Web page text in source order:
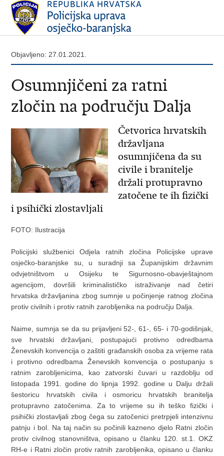
Objavljeno: 27.01.2021.
Osumnjičeni za ratni
zločin na području Dalja
Četvorica hrvatskih
državljana
osumnjičena da su
civile i branitelje
držali protupravno
zatočene te ih fizički
i psihički zlostavljali
FOTO: Ilustracija
Policijski službenici Odjela ratnih zločina Policijske uprave
osječko-baranjske su, u suradnji sa Županijskim državnim
odvjetništvom u Osijeku te Sigurnosno-obavještajnom
agencijom, dovršili kriminalističko istraživanje nad četiri
hrvatska državljanina zbog sumnje u počinjenje ratnog zločina
protiv civilnih i protiv ratnih zarobljenika na području Dalja.
Naime, sumnja se da su prijavljeni 52-, 61-, 65- i 70-godišnjak,
sve hrvatski državljani, postupajući protivno odredbama
Ženevskih konvencija o zaštiti građanskih osoba za vrijeme rata
i protivno odredbama Ženevskih konvencija o postupanju s
ratnim zarobljenicima, kao zatvorski čuvari u razdoblju od
listopada 1991. godine do lipnja 1992. godine u Dalju držali
šestoricu hrvatskih civila i osmoricu hrvatskih branitelja
protupravno zatočenima. Za to vrijeme su ih teško fizički i
psihički zlostavljali zbog čega su zatočenici pretrpjeli intenzivnu
patnju i bol. Na taj način su počinili kazneno djelo Ratni zločin
protiv civilnog stanovništva, opisano u članku 120. st.1. OKZ
RH-e i Ratni zločin protiv ratnih zarobljenika, opisano u članku